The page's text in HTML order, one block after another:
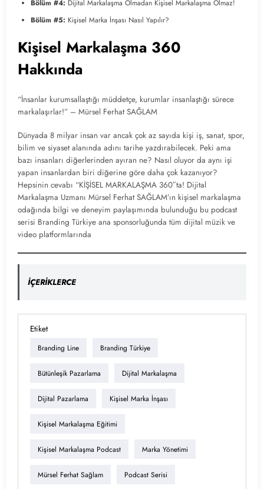
Bölüm #4: Dijital Markalaşma Olmadan Kişisel Markalaşma Olmaz!
Bölüm #5: Kişisel Marka İnşası Nasıl Yapılır?
Kişisel Markalaşma 360
Hakkında
“İnsanlar kurumsallaştığı müddetçe, kurumlar insanlaştığı sürece
markalaşırlar!” – Mürsel Ferhat SAĞLAM
Dünyada 8 milyar insan var ancak çok az sayıda kişi iş, sanat, spor,
bilim ve siyaset alanında adını tarihe yazdırabilecek. Peki ama
bazı insanları diğerlerinden ayıran ne? Nasıl oluyor da aynı işi
yapan insanlardan biri diğerine göre daha çok kazanıyor?
Hepsinin cevabı “KİŞİSEL MARKALAŞMA 360″ta! Dijital
Markalaşma Uzmanı Mürsel Ferhat SAĞLAM’ın kişisel markalaşma
odağında bilgi ve deneyim paylaşımında bulunduğu bu podcast
serisi Branding Türkiye ana sponsorluğunda tüm dijital müzik ve
video platformlarında
İÇERİKLERCE
Etiket
Branding Line Branding Türkiye
Bütünleşik Pazarlama Dijital Markalaşma
Dijital Pazarlama Kişisel Marka İnşası
Kişisel Markalaşma Eğitimi
Kişisel Markalaşma Podcast Marka Yönetimi
Mürsel Ferhat Sağlam Podcast Serisi